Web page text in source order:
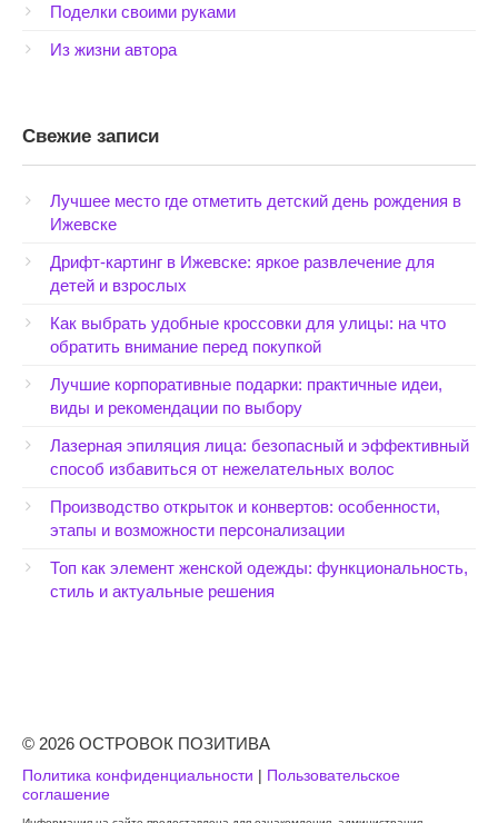
Поделки своими руками
Из жизни автора
Свежие записи
Лучшее место где отметить детский день рождения в
Ижевске
Дрифт-картинг в Ижевске: яркое развлечение для
детей и взрослых
Как выбрать удобные кроссовки для улицы: на что
обратить внимание перед покупкой
Лучшие корпоративные подарки: практичные идеи,
виды и рекомендации по выбору
Лазерная эпиляция лица: безопасный и эффективный
способ избавиться от нежелательных волос
Производство открыток и конвертов: особенности,
этапы и возможности персонализации
Топ как элемент женской одежды: функциональность,
стиль и актуальные решения
© 2026 ОСТРОВОК ПОЗИТИВА
Политика конфиденциальности | Пользовательское
соглашение